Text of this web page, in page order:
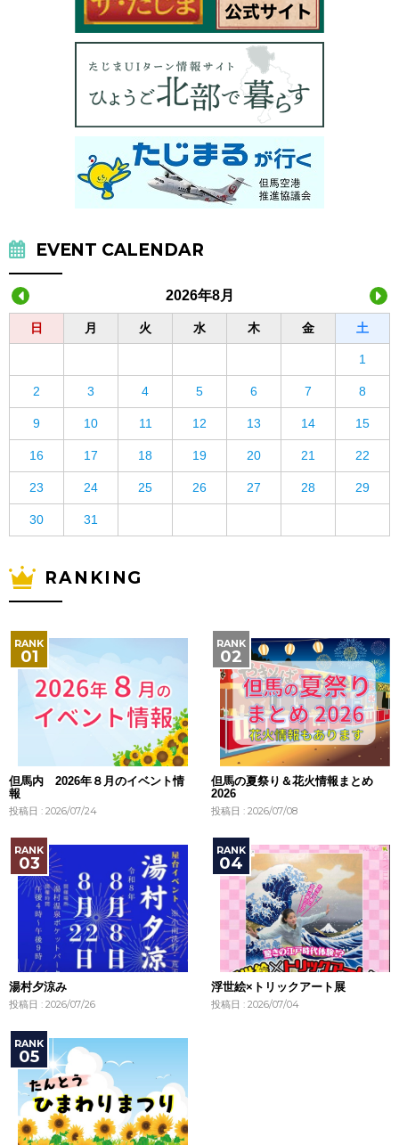
EVENT CALENDAR
2026年8月
日 月 火 水 木 金 土
1
2 3 4 5 6 7 8
9 10 11 12 13 14 15
16 17 18 19 20 21 22
23 24 25 26 27 28 29
30 31
RANKING
但馬内 2026年８月のイベント情
報
投稿日 : 2026/07/24
但馬の夏祭り＆花火情報まとめ
2026
投稿日 : 2026/07/08
湯村夕涼み
投稿日 : 2026/07/26
浮世絵×トリックアート展
投稿日 : 2026/07/04